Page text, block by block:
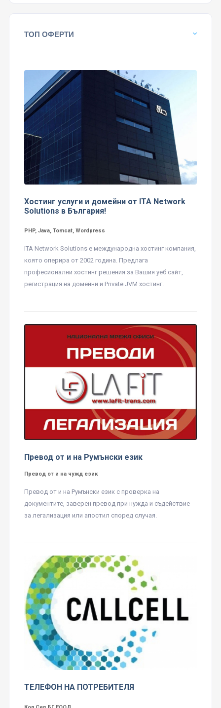
ТОП ОФЕРТИ
Хостинг услуги и домейни от ITA Network
Solutions в България!
PHP, Java, Tomcat, Wordpress
ITA Network Solutions е международна хостинг компания,
която оперира от 2002 година. Предлага
професионални хостинг решения за Вашия уеб сайт,
регистрация на домейни и Private JVM хостинг.
Превод от и на Румънски език
Превод от и на чужд език
Превод от и на Румънски език с проверка на
документите, заверен превод при нужда и съдействие
за легализация или апостил според случая.
ТЕЛЕФОН НА ПОТРЕБИТЕЛЯ